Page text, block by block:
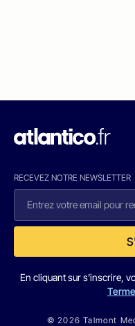
RECEVEZ NOTRE NEWSLETTER
En cliquant sur s'inscrire,
© 2026 Talmont